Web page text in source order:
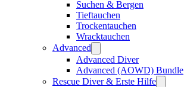
Suchen & Bergen
Tieftauchen
Trockentauchen
Wracktauchen
Advanced
Advanced Diver
Advanced (AOWD) Bundle
Rescue Diver & Erste Hilfe